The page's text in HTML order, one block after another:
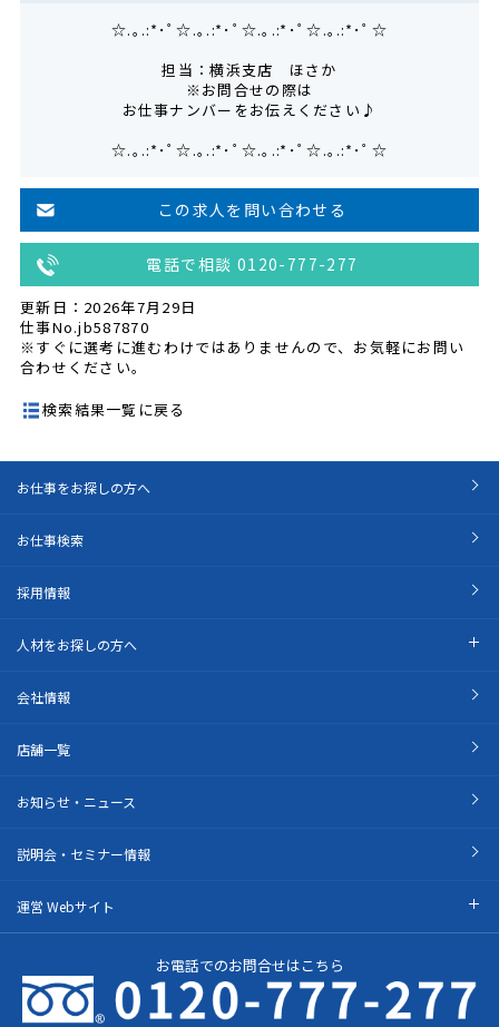
☆.｡.:*･ﾟ☆.｡.:*･ﾟ☆.｡.:*･ﾟ☆.｡.:*･ﾟ☆
担当：横浜支店 ほさか
※お問合せの際は
お仕事ナンバーをお伝えください♪
☆.｡.:*･ﾟ☆.｡.:*･ﾟ☆.｡.:*･ﾟ☆.｡.:*･ﾟ☆
この求人を問い合わせる
電話で相談 0120-777-277
更新日：2026年7月29日
仕事No.jb587870
※すぐに選考に進むわけではありませんので、お気軽にお問い
合わせください。
検索結果一覧に戻る
お仕事をお探しの方へ
お仕事検索
採用情報
人材をお探しの方へ
会社情報
店舗一覧
お知らせ・ニュース
説明会・セミナー情報
運営 Webサイト
お電話でのお問合せはこちら